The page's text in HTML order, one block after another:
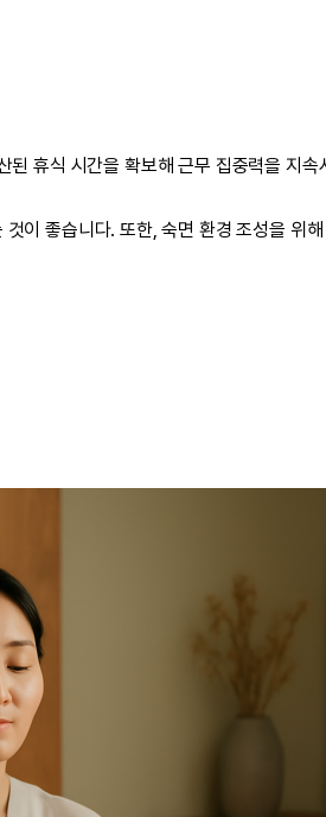
휴식 시간을 확보해 근무 집중력을 지
이 좋습니다. 또한, 숙면 환경 조성을 위